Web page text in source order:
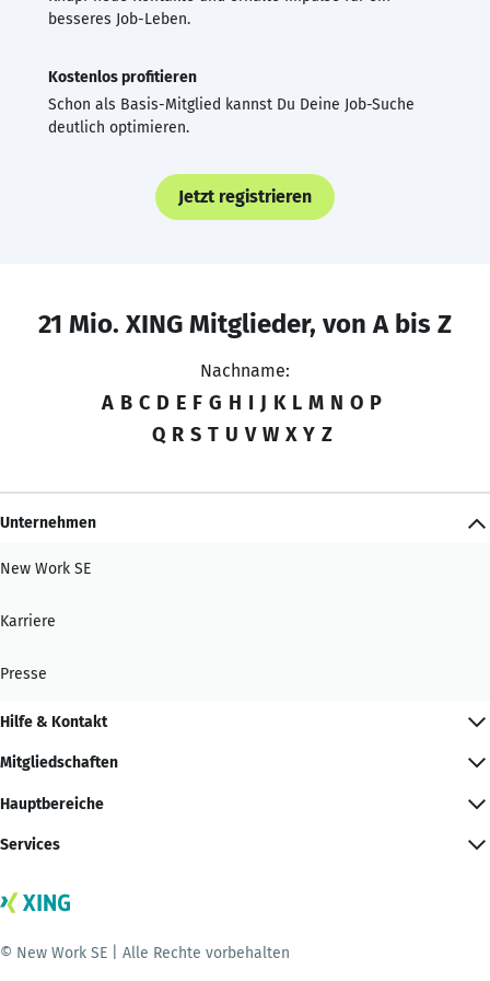
besseres Job-Leben.
Kostenlos profitieren
Schon als Basis-Mitglied kannst Du Deine Job-Suche
deutlich optimieren.
Jetzt registrieren
21 Mio. XING Mitglieder, von A bis Z
Nachname:
A B C D E F G H I J K L M N O P
Q R S T U V W X Y Z
Unternehmen
New Work SE
Karriere
Presse
Hilfe & Kontakt
Mitgliedschaften
Hauptbereiche
Services
© New Work SE | Alle Rechte vorbehalten